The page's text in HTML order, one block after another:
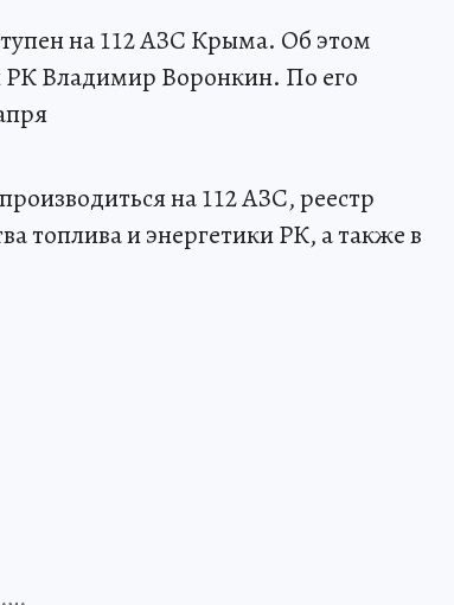
на 112 АЗС Крыма. Об этом
РК Владимир Воронкин. По его
на 112 АЗС, реестр
топлива и энергетики РК, а также в